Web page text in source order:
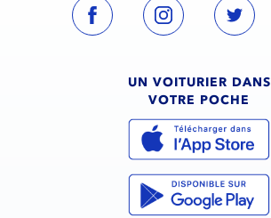
UN VOITURIER DANS
VOTRE POCHE